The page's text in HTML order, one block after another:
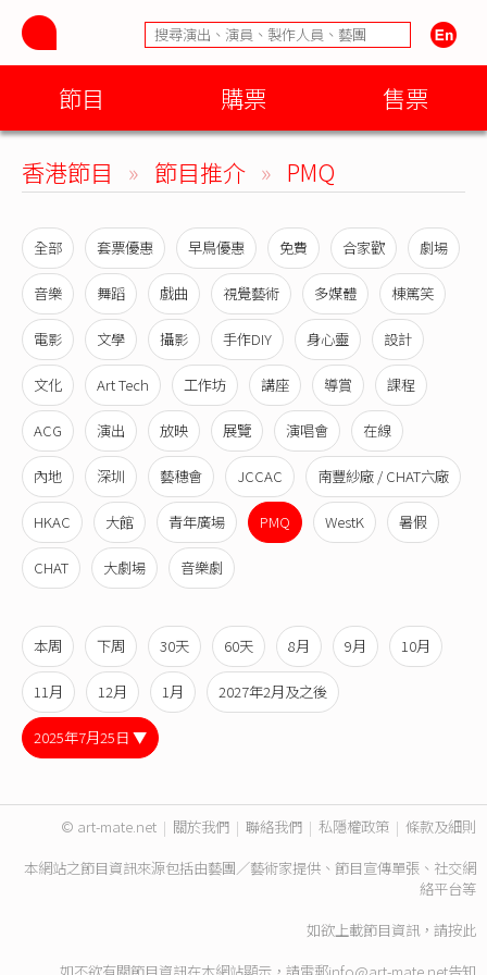
節目 購票 售票
香港節目 » 節目推介 » PMQ
全部 套票優惠 早鳥優惠 免費 合家歡 劇場
音樂 舞蹈 戲曲 視覺藝術 多媒體 棟篤笑
電影 文學 攝影 手作DIY 身心靈 設計
文化 Art Tech 工作坊 講座 導賞 課程
ACG 演出 放映 展覽 演唱會 在線
內地 深圳 藝穗會 JCCAC 南豐紗廠 / CHAT六廠
HKAC 大館 青年廣場 PMQ WestK 暑假
CHAT 大劇場 音樂劇
本周 下周 30天 60天 8月 9月 10月
11月 12月 1月 2027年2月及之後
2025年7月25日 ▼
© art-mate.net | 關於我們 | 聯絡我們 | 私隱權政策 | 條款及細則
本網站之節目資訊來源包括由藝團／藝術家提供、節目宣傳單張、社交網
絡平台等
如欲上載節目資訊，請按此